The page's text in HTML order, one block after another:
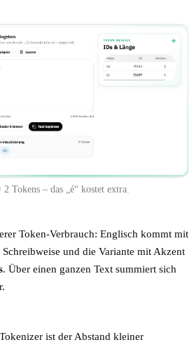
Tokens – das „é“ kostet extra.
Token-Verbrauch: Englisch kommt mit
Schreibweise und die Variante mit Akzent
. Über einen ganzen Text summiert sich
ist der Abstand kleiner